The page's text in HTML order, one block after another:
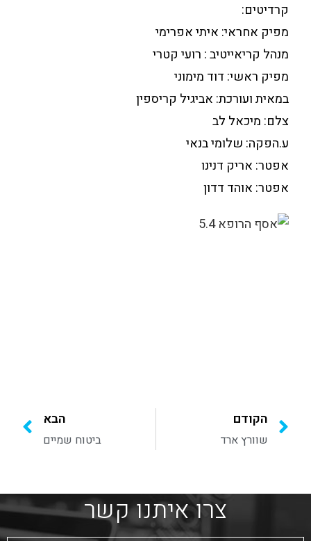
קרדיטים:
מפיק אחראי: איתי אפרימי
מנהל קריאייטיב : רועי קטרי
מפיק ראשי: דוד מימוני
במאית ועורכת: אביגיל קריספין
צלם: מיכאל לב
ע.הפקה: שלומי בנאי
אפטר: אריק דנינו
אפטר: אוהד דדון
הקודם
שוורץ ארד
הבא
ביטוח שמיים
צרו איתנו קשר